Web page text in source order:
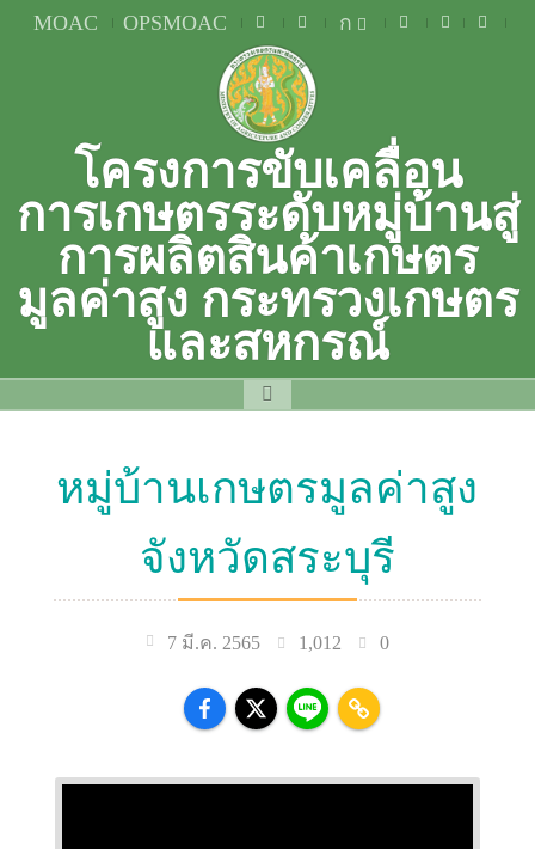
MOAC OPSMOAC ก
โครงการขับเคลื่อน
การเกษตรระดับหมู่บ้านสู่
การผลิตสินค้าเกษตร
มูลค่าสูง กระทรวงเกษตร
และสหกรณ์
หมู่บ้านเกษตรมูลค่าสูง
จังหวัดสระบุรี
7 มี.ค. 2565 1,012 0